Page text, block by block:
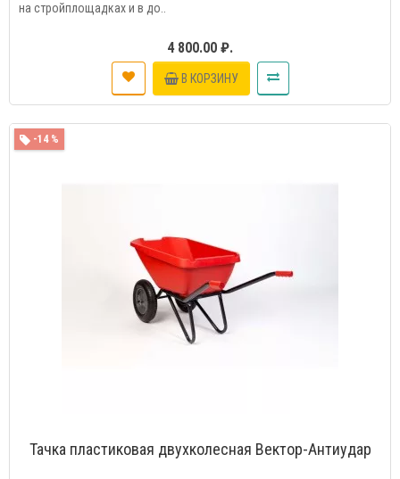
на стройплощадках и в до..
4 800.00 ₽.
В КОРЗИНУ
-14 %
Тачка пластиковая двухколесная Вектор-Антиудар